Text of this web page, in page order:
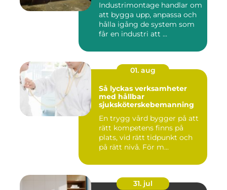
Industrimontage handlar om
att bygga upp, anpassa och
hålla igång de system som
får en industri att ...
01. aug
Så lyckas verksamheter
med hållbar
sjuksköterskebemanning
En trygg vård bygger på att
rätt kompetens finns på
plats, vid rätt tidpunkt och
på rätt nivå. För m...
31. jul